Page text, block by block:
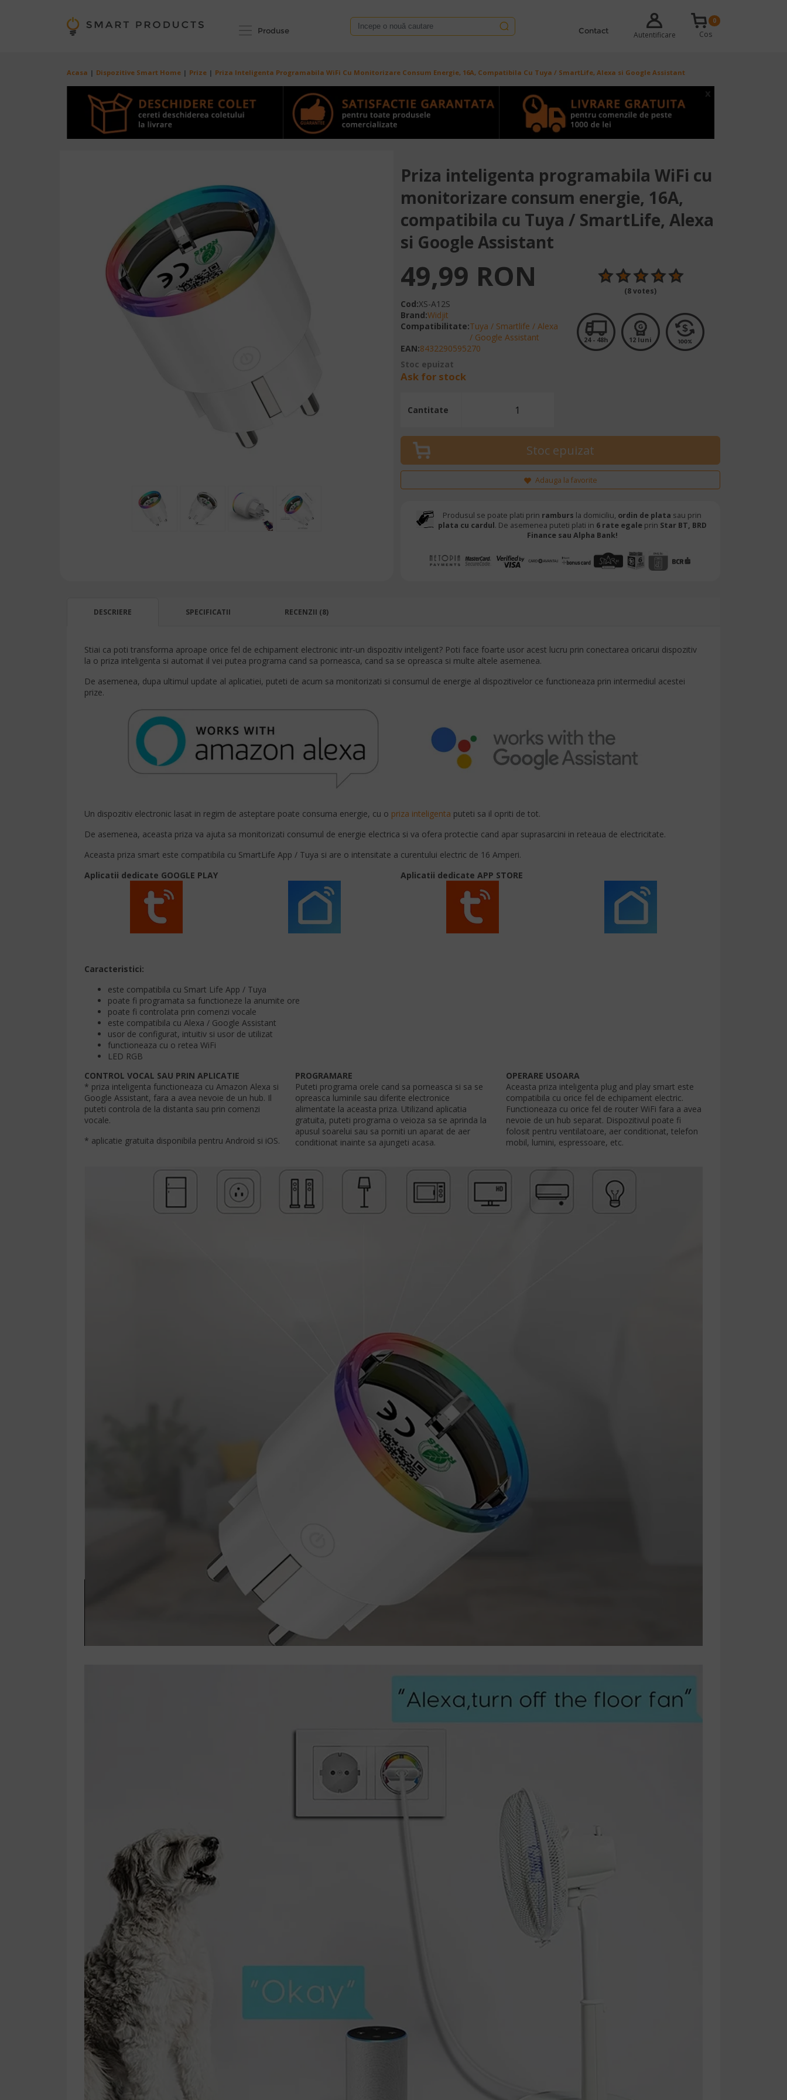
Produse Contact Autentificare
0
Cos
Breadcrumb
Acasa Dispozitive Smart Home Prize Priza Inteligenta Programabila WiFi Cu Monitorizare Consum Energie, 16A, Compatibila Cu Tuya / SmartLife, Alexa si Google Assistant
x
Priza inteligenta programabila WiFi cu
monitorizare consum energie, 16A,
compatibila cu Tuya / SmartLife, Alexa
si Google Assistant
49,99 RON
Cod:XS-A12S
Brand:Widjit
Compatibilitate:Tuya / Smartlife / Alexa
/ Google Assistant
EAN:8432290595270
(8 votes)
24 - 48h 12 luni
Stoc epuizat
Ask for stock
Cantitate
Adauga la favorite
Produsul se poate plati prin ramburs la domiciliu, ordin de plata sau prin
plata cu cardul. De asemenea puteti plati in 6 rate egaleprin Star BT, BRD
Finance sau Alpha Bank!
DESCRIERE SPECIFICATII RECENZII (8)
Stiai ca poti transforma aproape orice fel de echipament electronic intr-un dispozitiv inteligent? Poti face foarte usor acest lucru prin conectarea oricarui dispozitiv
la o priza inteligenta si automat il vei putea programa cand sa porneasca, cand sa se opreasca si multe altele asemenea.
De asemenea, dupa ultimul update al aplicatiei, puteti de acum sa monitorizati si consumul de energie al dispozitivelor ce functioneaza prin intermediul acestei
prize.
Un dispozitiv electronic lasat in regim de asteptare poate consuma energie, cu o priza inteligenta puteti sa il opriti de tot.
De asemenea, aceasta priza va ajuta sa monitorizati consumul de energie electrica si va ofera protectie cand apar suprasarcini in reteaua de electricitate.
Aceasta priza smart este compatibila cu SmartLife App / Tuya si are o intensitate a curentului electric de 16 Amperi.
Aplicatii dedicate GOOGLE PLAY
Aplicatii dedicate APP STORE
Caracteristici:
este compatibila cu Smart Life App / Tuya
poate fi programata sa functioneze la anumite ore
poate fi controlata prin comenzi vocale
este compatibila cu Alexa / Google Assistant
usor de configurat, intuitiv si usor de utilizat
functioneaza cu o retea WiFi
LED RGB
CONTROL VOCAL SAU PRIN APLICATIE
* priza inteligenta functioneaza cu Amazon Alexa si
Google Assistant, fara a avea nevoie de un hub. Il
puteti controla de la distanta sau prin comenzi
vocale.
* aplicatie gratuita disponibila pentru Android si iOS.
PROGRAMARE
Puteti programa orele cand sa porneasca si sa se
opreasca luminile sau diferite electronice
alimentate la aceasta priza. Utilizand aplicatia
gratuita, puteti programa o veioza sa se aprinda la
apusul soarelui sau sa porniti un aparat de aer
conditionat inainte sa ajungeti acasa.
OPERARE USOARA
Aceasta priza inteligenta plug and play smart este
compatibila cu orice fel de echipament electric.
Functioneaza cu orice fel de router WiFi fara a avea
nevoie de un hub separat. Dispozitivul poate fi
folosit pentru ventilatoare, aer conditionat, telefon
mobil, lumini, espressoare, etc.